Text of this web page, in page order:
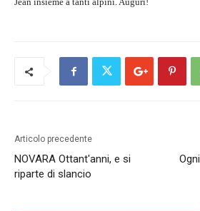
Articolo precedente
NOVARA Ottant'anni, e si
riparte di slancio